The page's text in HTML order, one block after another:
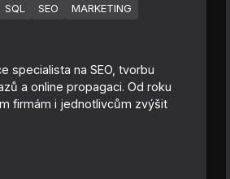
SQL SEO
MARKETING
specialista na SEO, tvorbu
a online propagaci. Od roku
firmám i jednotlivcům zvýšit